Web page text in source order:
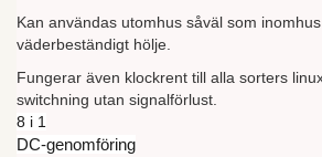
Kan användas utomhus såväl som
väderbeständigt hölje.
Fungerar även klockrent till alla sorters
switchning utan signalförlust.
8 i 1
DC-genomföring